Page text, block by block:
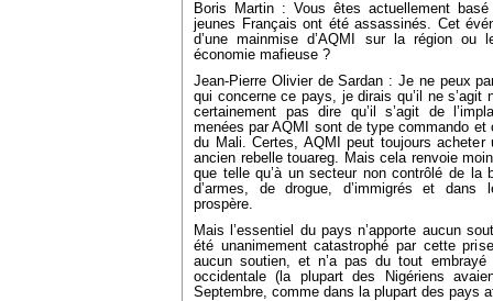
Boris Martin : Vous êtes actuellement
jeunes Français ont été assassinés. Cet
d’une mainmise d’AQMI sur la région ou
économie mafieuse ?
Jean-Pierre Olivier de Sardan : Je ne peux
qui concerne ce pays, je dirais qu’il ne s’agit
certainement pas dire qu’il s’agit de
menées par AQMI sont de type commando
du Mali. Certes, AQMI peut toujours
ancien rebelle touareg. Mais cela renvoie
que telle qu’à un secteur non contrôlé de la
d’armes, de drogue, d’immigrés et dans
prospère.
Mais l’essentiel du pays n’apporte aucun
été unanimement catastrophé par cette
aucun soutien, et n’a pas du tout
occidentale (la plupart des Nigériens
Septembre, comme dans la plupart des pays